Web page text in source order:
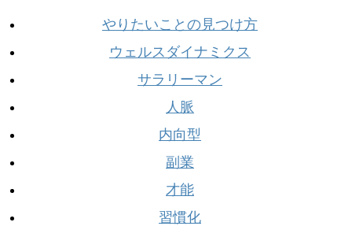
やりたいことの見つけ方
ウェルスダイナミクス
サラリーマン
人脈
内向型
副業
才能
習慣化